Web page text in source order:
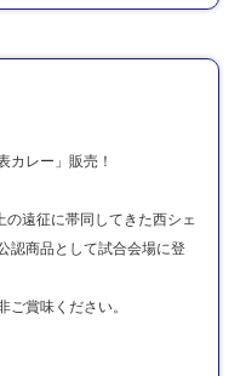
レー」販売！
遠征に帯同してきた西シェ
認商品として試合会場に登
賞味ください。